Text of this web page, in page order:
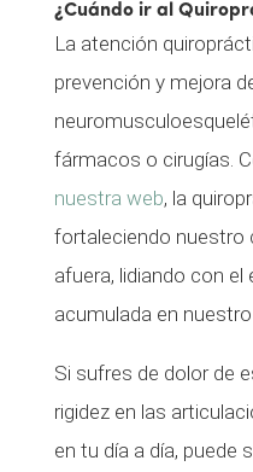
¿Cuándo ir al
La atención
prevención y mejora
fármacos o cirugías.
nuestra web, la
fortaleciendo nuestro
afuera, lidiando con
acumulada en
Si sufres de dolor de
rigidez en las
en tu día a día, puede